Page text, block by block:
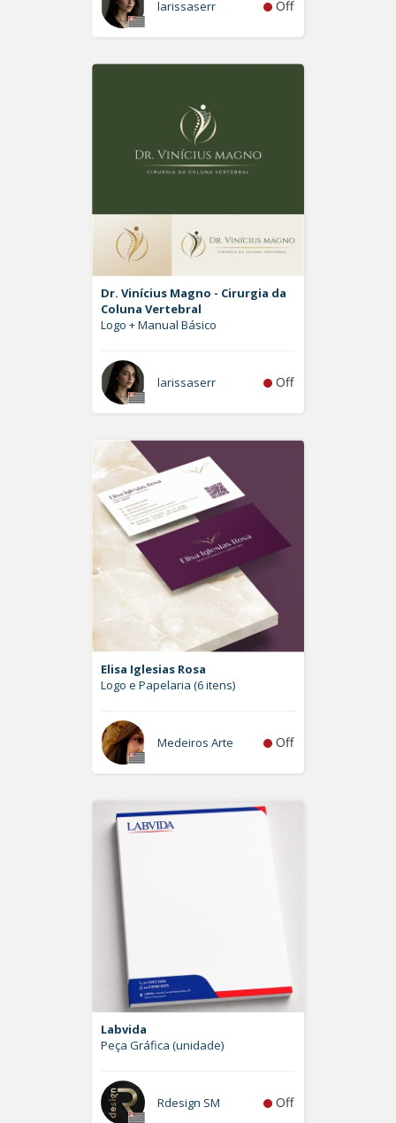
larissaserr Off
Dr. Vinícius Magno - Cirurgia da
Coluna Vertebral
Logo + Manual Básico
larissaserr Off
Elisa Iglesias Rosa
Logo e Papelaria (6 itens)
Medeiros Arte Off
Labvida
Peça Gráfica (unidade)
Rdesign SM Off